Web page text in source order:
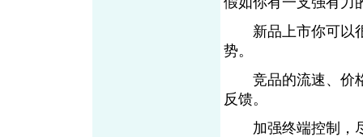
新品上市你可以很
势。
竞品的流速、价格
反馈。
加强终端控制，尽